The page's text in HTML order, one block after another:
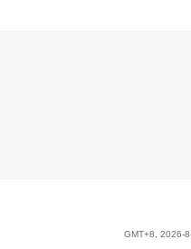
GMT+8, 2026-